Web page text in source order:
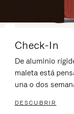
Check-In
De aluminio
maleta está
una o dos
DESCUBRIR